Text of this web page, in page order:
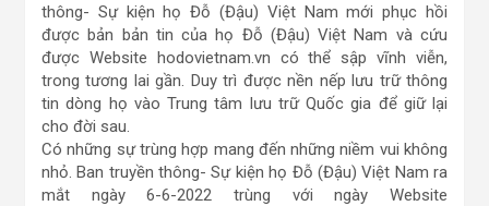
thông- Sự kiện họ Đỗ (Đậu) Việt Nam mới phục hồi
được bản bản tin của họ Đỗ (Đậu) Việt Nam và cứu
được Website hodovietnam.vn có thể sập vĩnh viễn,
trong tương lai gần. Duy trì được nền nếp lưu trữ thông
tin dòng họ vào Trung tâm lưu trữ Quốc gia để giữ lại
cho đời sau.
Có những sự trùng hợp mang đến những niềm vui không
nhỏ. Ban truyền thông- Sự kiện họ Đỗ (Đậu) Việt Nam ra
mắt ngày 6-6-2022 trùng với ngày Website